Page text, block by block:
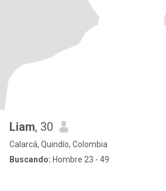
Liam, 30
Calarcá, Quindío, Colombia
Buscando: Hombre 23 - 49